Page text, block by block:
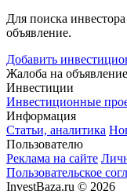
Для поиска
объявление.
Добавить
Жалоба на объявление
Инвестиции
Инвестиционные
Информация
Статьи, аналитика
Пользователю
Реклама на сайте
Пользовательское
InvestBaza.ru © 2026